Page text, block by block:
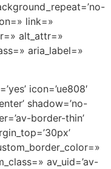
link=»
alt_attr=»
aria_label=»
icon=’ue808′
shadow=’no-
border-thin’
av_uid=’av-